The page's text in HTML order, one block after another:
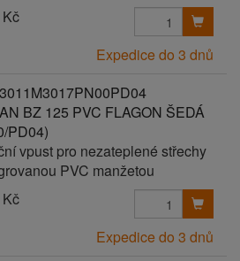
Expedice do 3 dnů
BZ 125 PVC FLAGON ŠEDÁ
PD04)
vpust pro nezateplené střechy
PVC manžetou
Expedice do 3 dnů